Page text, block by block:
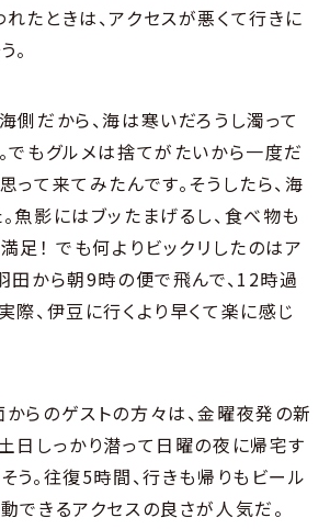
たときは、アクセスが悪くて行きに
。
側だから、海は寒いだろうし濁って
もグルメは捨てがたいから一度だ
って来てみたんです。そうしたら、海
魚影にはブッたまげるし、食べ物も
足！ でも何よりビックリしたのはア
田から朝9時の便で飛んで、12時過
際、伊豆に行くより早くて楽に感じ
らのゲストの方々は、金曜夜発の新
日しっかり潜って日曜の夜に帰宅す
う。往復5時間、行きも帰りもビール
できるアクセスの良さが人気だ。